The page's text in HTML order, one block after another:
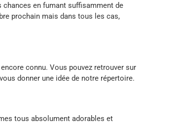
en fumant suffisamment de
prochain mais dans tous les cas,
connu. Vous pouvez retrouver sur
donner une idée de notre répertoire.
tous absolument adorables et